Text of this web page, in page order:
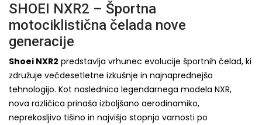
SHOEI NXR2 – Športna
motociklistična čelada nove
generacije
Shoei NXR2 predstavlja vrhunec evolucije športnih čelad, ki
združuje večdesetletne izkušnje in najnaprednejšo
tehnologijo. Kot naslednica legendarnega modela NXR,
nova različica prinaša izboljšano aerodinamiko,
neprekosljivo tišino in najvišjo stopnjo varnosti po